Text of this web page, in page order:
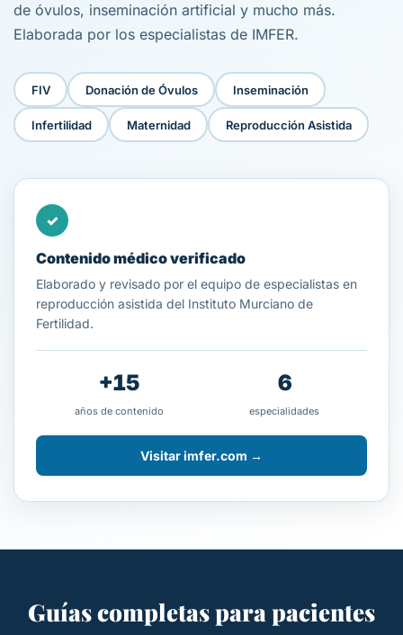
de óvulos, inseminación artificial y mucho más.
Elaborada por los especialistas de IMFER.
FIV Donación de Óvulos Inseminación
Infertilidad Maternidad Reproducción Asistida
✓
Contenido médico verificado
Elaborado y revisado por el equipo de especialistas en
reproducción asistida del Instituto Murciano de
Fertilidad.
+15
años de contenido
6
especialidades
Visitar imfer.com →
Guías completas para pacientes